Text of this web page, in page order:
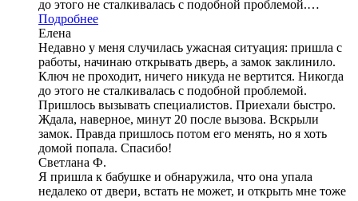
до этого не сталкивалась с подобной проблемой.…
Подробнее
Елена
Недавно у меня случилась ужасная ситуация: пришла с
работы, начинаю открывать дверь, а замок заклинило.
Ключ не проходит, ничего никуда не вертится. Никогда
до этого не сталкивалась с подобной проблемой.
Пришлось вызывать специалистов. Приехали быстро.
Ждала, наверное, минут 20 после вызова. Вскрыли
замок. Правда пришлось потом его менять, но я хоть
домой попала. Спасибо!
Светлана Ф.
Я пришла к бабушке и обнаружила, что она упала
недалеко от двери, встать не может, и открыть мне тоже